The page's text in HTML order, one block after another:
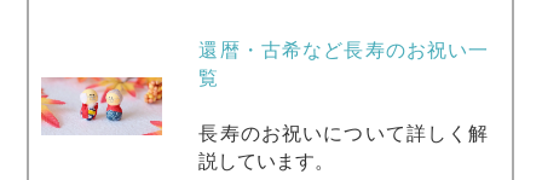
還暦・古希など長寿のお祝い一
覧
長寿のお祝いについて詳しく解
説しています。